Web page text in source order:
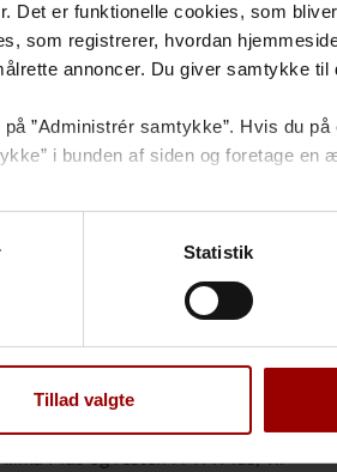
Det er funktionelle cookies, som
som registrerer, hvordan
annoncer. Du giver samtykke til
”Administrér samtykke”. Hvis du
i bunden af siden og foretage en
af personoplysninger.
Statistik
Tillad valgte
Der investeres bredt med fokus
i bl.a. unoterede
skov. Investeringerne tilpasses
samt våbenproducenter.
Klima Plus
se ud:
risiko fondene og gerne vil
Plus og resten i PFA Plus, vil